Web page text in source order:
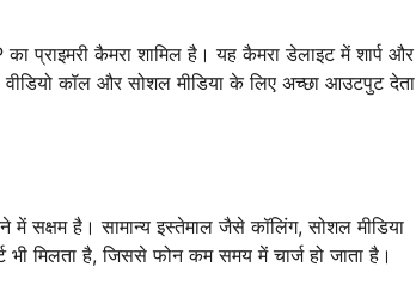
कैमरा शामिल है। यह कैमरा डेलाइट में शार्प और
कॉल और सोशल मीडिया के लिए अच्छा आउटपुट देता
सक्षम है। सामान्य इस्तेमाल जैसे कॉलिंग, सोशल मीडिया
भी मिलता है, जिससे फोन कम समय में चार्ज हो जाता है।